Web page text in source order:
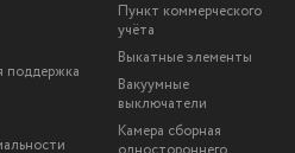
поддержка
Пункт коммерческого
учёта
Выкатные элементы
Вакуумные
выключатели
Камера сборная